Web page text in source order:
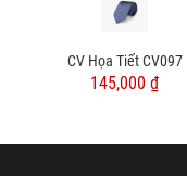
CV Họa Tiết CV097
145,000 ₫